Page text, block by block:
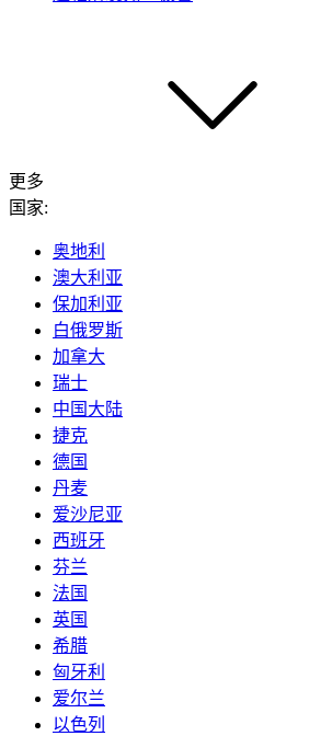
更多
国家:
奥地利
澳大利亚
保加利亚
白俄罗斯
加拿大
瑞士
中国大陆
捷克
德国
丹麦
爱沙尼亚
西班牙
芬兰
法国
英国
希腊
匈牙利
爱尔兰
以色列